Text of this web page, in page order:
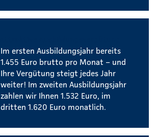
Im ersten Ausbildungsjahr bereits
1.455 Euro brutto pro Monat – und
Ihre Vergütung steigt jedes Jahr
weiter! Im zweiten Ausbildungsjahr
zahlen wir Ihnen 1.532 Euro, im
dritten 1.620 Euro monatlich.